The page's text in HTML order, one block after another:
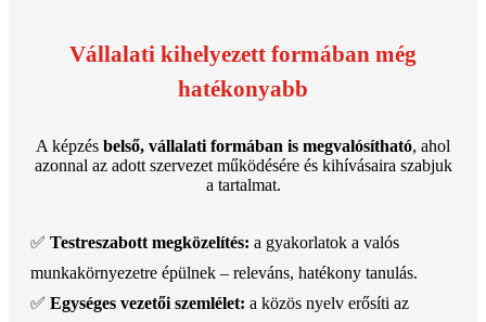
Vállalati kihelyezett formában még
hatékonyabb
A képzés belső, vállalati formában is megvalósítható, ahol
azonnal az adott szervezet működésére és kihívásaira szabjuk
a tartalmat.
✅ Testreszabott megközelítés: a gyakorlatok a valós
munkakörnyezetre épülnek – releváns, hatékony tanulás.
✅ Egységes vezetői szemlélet: a közös nyelv erősíti az